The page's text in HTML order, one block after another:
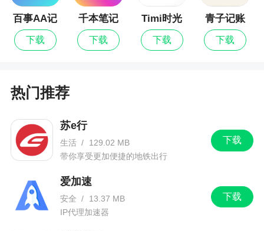
放心体验自动驾驶的魅力。
不论你是第一次体验无人车，
希望每一次上车，
都能感受到它的可靠。
百事AA记
账
下载
千本笔记
下载
Timi时光
记账
下载
青子记账
下载
热门推荐
下载
苏e行
生活 /
129.02 MB
带你享受更加便捷的地铁出行
下载
爱加速
安全 /
13.37 MB
IP代理加速器